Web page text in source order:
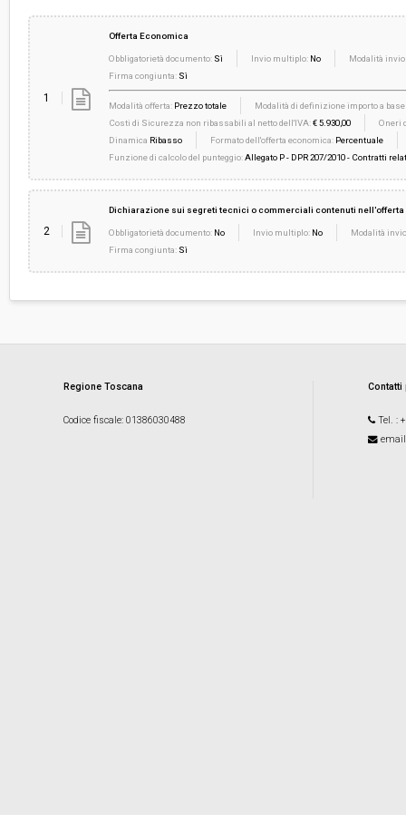
1
Offerta Economica
Obbligatorietà documento: Sì Invio multiplo: No
Modalità
Firma congiunta: Sì
Modalità offerta: Prezzo totale
Modalità di definizione importo a base
Costi di Sicurezza non ribassabili al netto dell'IVA:€ 5.930,00
Oneri
Dinamica Ribasso Formato dell'offerta economica: Percentuale
Funzione di calcolo del punteggio:Allegato P - DPR 207/2010 - Contratti
2
Dichiarazione sui segreti tecnici o commerciali contenuti
Obbligatorietà documento: No Invio multiplo: No
Modalità
Firma congiunta: Sì
Regione Toscana
Codice fiscale: 01386030488 Tel. :
email